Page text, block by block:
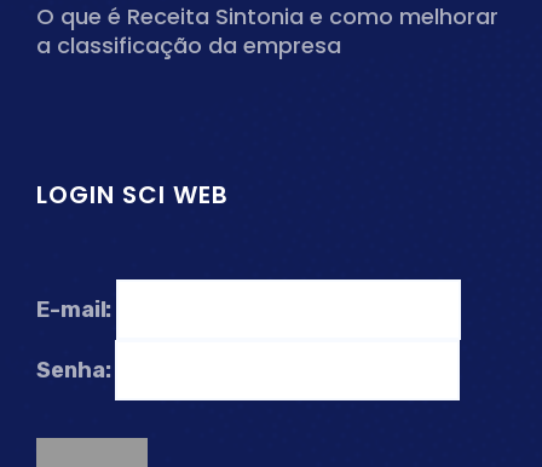
O que é Receita Sintonia e como melhorar
a classificação da empresa
LOGIN SCI WEB
E-mail:
Senha: